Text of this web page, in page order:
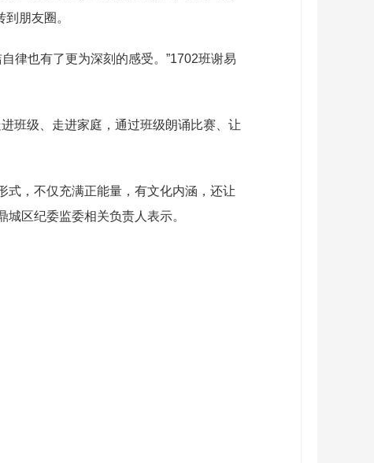
朋友圈。
律也有了更为深刻的感受。”1702班谢易
班级、走进家庭，通过班级朗诵比赛、让
式，不仅充满正能量，有文化内涵，还让
区纪委监委相关负责人表示。